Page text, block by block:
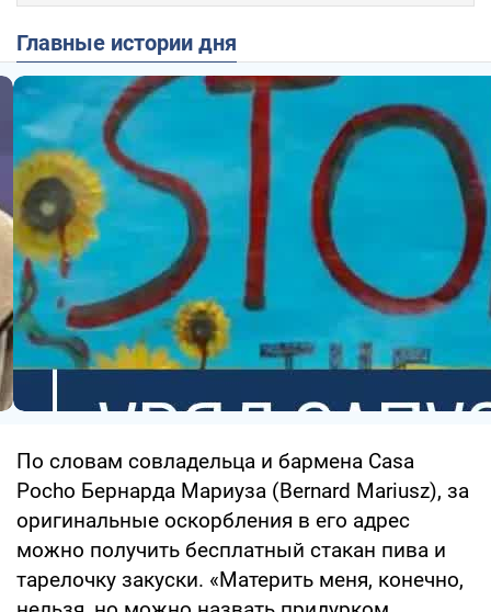
Главные истории дня
По словам совладельца и бармена Casa
Pocho Бернарда Мариуза (Bernard Mariusz), за
оригинальные оскорбления в его адрес
можно получить бесплатный стакан пива и
тарелочку закуски. «Материть меня, конечно,